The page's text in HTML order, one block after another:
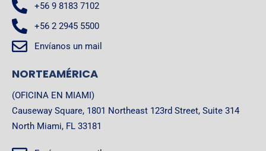
+56 9 8183 7102
+56 2 2945 5500
Envíanos un mail
NORTEAMÉRICA
(OFICINA EN MIAMI)
Causeway Square, 1801 Northeast 123rd Street, Suite 314
North Miami, FL 33181